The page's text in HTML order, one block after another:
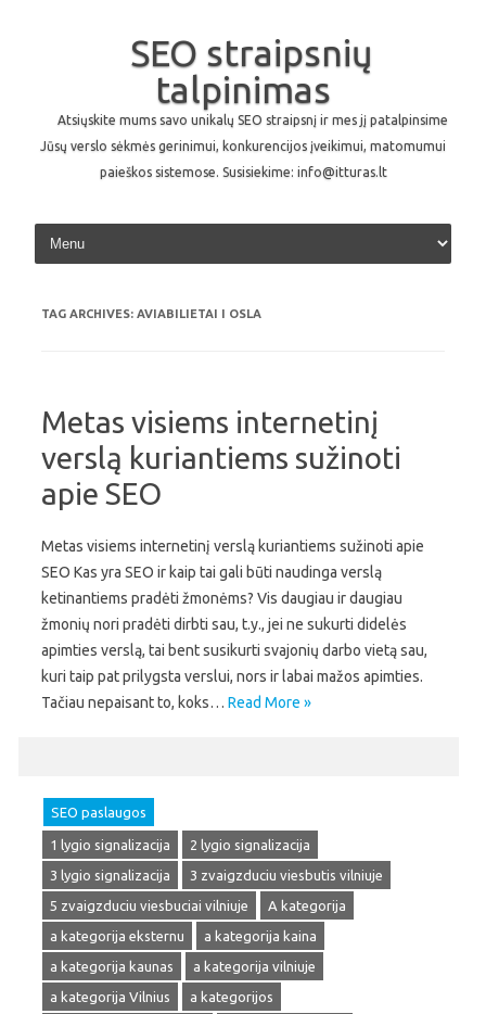
SEO straipsnių
talpinimas
Atsiųskite mums savo unikalų SEO straipsnį ir mes jį patalpinsime
Jūsų verslo sėkmės gerinimui, konkurencijos įveikimui, matomumui
paieškos sistemose. Susisiekime: info@itturas.lt
Skip to content
TAG ARCHIVES: AVIABILIETAI I OSLA
Metas visiems internetinį
verslą kuriantiems sužinoti
apie SEO
Metas visiems internetinį verslą kuriantiems sužinoti apie
SEO Kas yra SEO ir kaip tai gali būti naudinga verslą
ketinantiems pradėti žmonėms? Vis daugiau ir daugiau
žmonių nori pradėti dirbti sau, t.y., jei ne sukurti didelės
apimties verslą, tai bent susikurti svajonių darbo vietą sau,
kuri taip pat prilygsta verslui, nors ir labai mažos apimties.
Tačiau nepaisant to, koks… Read More »
SEO paslaugos
1 lygio signalizacija
2 lygio signalizacija
3 lygio signalizacija
3 zvaigzduciu viesbutis vilniuje
5 zvaigzduciu viesbuciai vilniuje
A kategorija
a kategorija eksternu
a kategorija kaina
a kategorija kaunas
a kategorija vilniuje
a kategorija Vilnius
a kategorijos